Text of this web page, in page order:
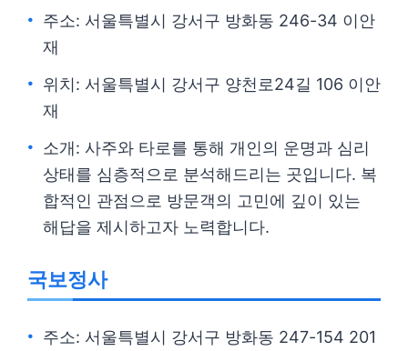
주소: 서울특별시 강서구 방화동 246-34 이안
재
위치: 서울특별시 강서구 양천로24길 106 이안
재
소개: 사주와 타로를 통해 개인의 운명과 심리
상태를 심층적으로 분석해드리는 곳입니다. 복
합적인 관점으로 방문객의 고민에 깊이 있는
해답을 제시하고자 노력합니다.
국보정사
주소: 서울특별시 강서구 방화동 247-154 201